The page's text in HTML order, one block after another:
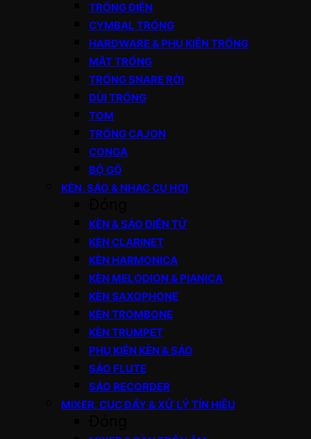
TRỐNG ĐIỆN
CYMBAL TRỐNG
HARDWARE & PHỤ KIỆN TRỐNG
MẶT TRỐNG
TRỐNG SNARE RỜI
DÙI TRỐNG
TOM
TRỐNG CAJON
CONGA
BỘ GÕ
KÈN, SÁO & NHẠC CỤ HƠI
KÈN & SÁO ĐIỆN TỬ
KÈN CLARINET
KÈN HARMONICA
KÈN MELODION & PIANICA
KÈN SAXOPHONE
KÈN TROMBONE
KÈN TRUMPET
PHỤ KIỆN KÈN & SÁO
SÁO FLUTE
SÁO RECORDER
MIXER, CỤC ĐẨY & XỬ LÝ TÍN HIỆU